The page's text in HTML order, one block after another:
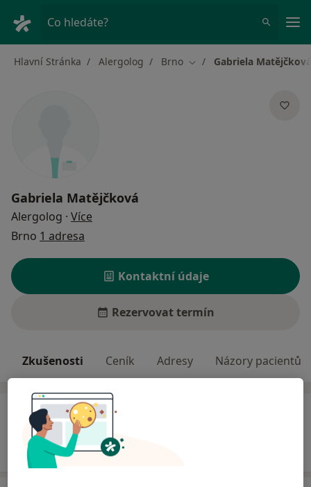
Co hledáte?
Hlavní Stránka Alergolog Brno Změna města
Gabriela Matějčková
Gabriela Matějčková
Alergolog · Více
Brno 1 adresa
Kontaktní údaje
Rezervovat termín
Zkušenosti Ceník Adresy Názory pacientů
Zkušenosti
Odborník na:
Alergologie a klinická imunologie